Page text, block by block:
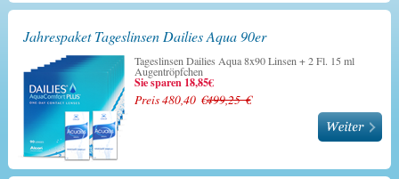
Jahrespaket Tageslinsen Dailies Aqua 90er
Tageslinsen Dailies Aqua 8x90 Linsen + 2 Fl. 15 ml
Augentröpfchen
Sie sparen 18,85€
Preis 480,40 €499,25 €